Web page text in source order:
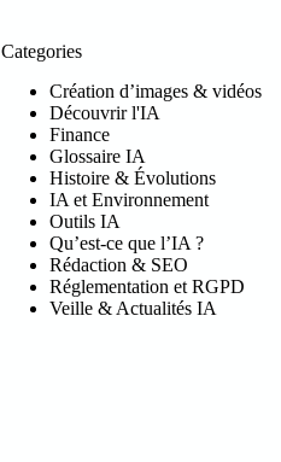
Categories
Création d’images & vidéos
Découvrir l'IA
Finance
Glossaire IA
Histoire & Évolutions
IA et Environnement
Outils IA
Qu’est-ce que l’IA ?
Rédaction & SEO
Réglementation et RGPD
Veille & Actualités IA